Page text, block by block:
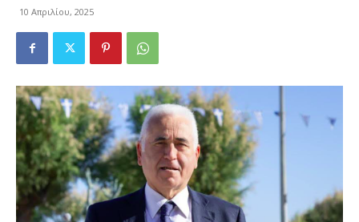
10 Απριλίου, 2025